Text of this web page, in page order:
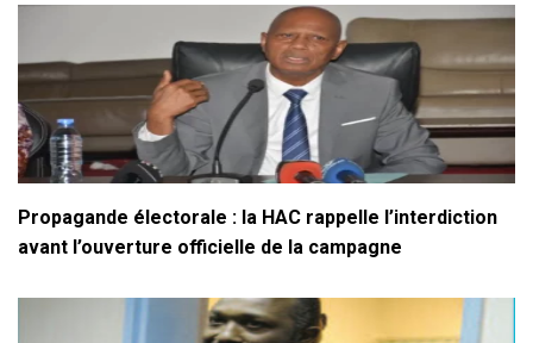
Propagande électorale : la HAC rappelle l’interdiction
avant l’ouverture officielle de la campagne